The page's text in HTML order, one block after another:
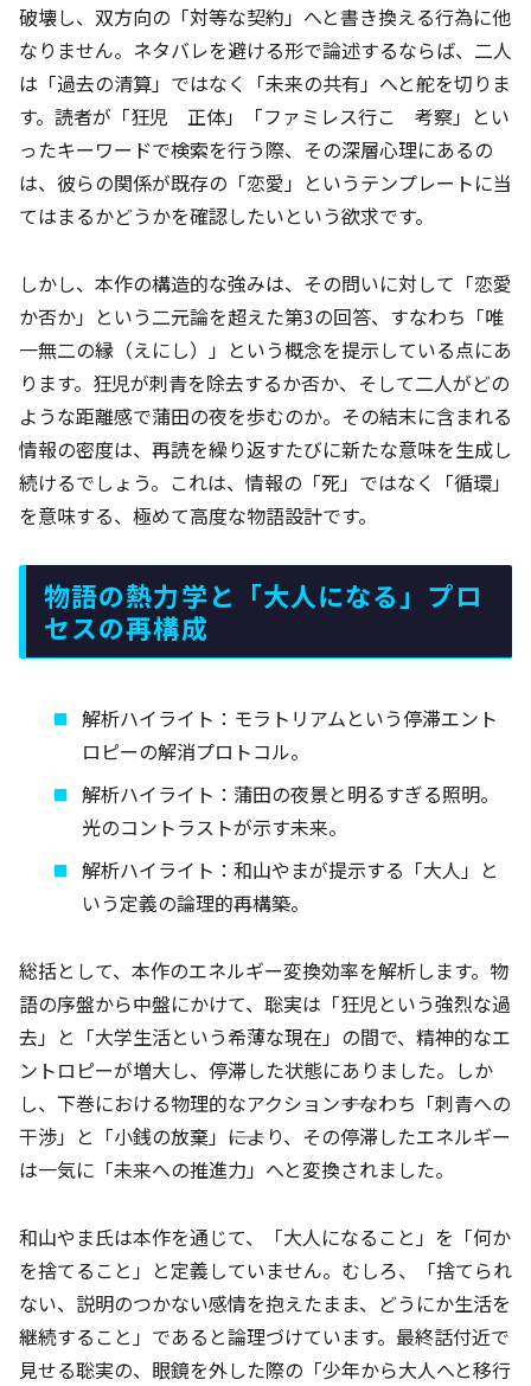
破壊し、双方向の「対等な契約」へと書き換える行為に他
なりません。ネタバレを避ける形で論述するならば、二人
は「過去の清算」ではなく「未来の共有」へと舵を切りま
す。読者が「狂児 正体」「ファミレス行こ 考察」とい
ったキーワードで検索を行う際、その深層心理にあるの
は、彼らの関係が既存の「恋愛」というテンプレートに当
てはまるかどうかを確認したいという欲求です。
しかし、本作の構造的な強みは、その問いに対して「恋愛
か否か」という二元論を超えた第3の回答、すなわち「唯
一無二の縁（えにし）」という概念を提示している点にあ
ります。狂児が刺青を除去するか否か、そして二人がどの
ような距離感で蒲田の夜を歩むのか。その結末に含まれる
情報の密度は、再読を繰り返すたびに新たな意味を生成し
続けるでしょう。これは、情報の「死」ではなく「循環」
を意味する、極めて高度な物語設計です。
物語の熱力学と「大人になる」プロ
セスの再構成
解析ハイライト：モラトリアムという停滞エント
ロピーの解消プロトコル。
解析ハイライト：蒲田の夜景と明るすぎる照明。
光のコントラストが示す未来。
解析ハイライト：和山やまが提示する「大人」と
いう定義の論理的再構築。
総括として、本作のエネルギー変換効率を解析します。物
語の序盤から中盤にかけて、聡実は「狂児という強烈な過
去」と「大学生活という希薄な現在」の間で、精神的なエ
ントロピーが増大し、停滞した状態にありました。しか
し、下巻における物理的なアクション――すなわち「刺青への
干渉」と「小銭の放棄」――により、その停滞したエネルギー
は一気に「未来への推進力」へと変換されました。
和山やま氏は本作を通じて、「大人になること」を「何か
を捨てること」と定義していません。むしろ、「捨てられ
ない、説明のつかない感情を抱えたまま、どうにか生活を
継続すること」であると論理づけています。最終話付近で
見せる聡実の、眼鏡を外した際の「少年から大人へと移行